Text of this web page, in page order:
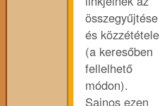
összegyűjtése
és közzététele
(a keresőben
fellelhető
módon).
Sajnos ezen